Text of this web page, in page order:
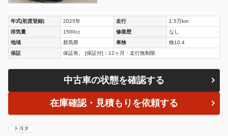
年式(初度登録) 2025年 走行
1.5万km
排気量
1500cc 修復歴
なし
地域
群馬県 車検
検10.4
保証
保証有。 [保証付]：12ヶ月・走行無制限
中古車の状態を確認する
在庫確認・見積もりを依頼する
トヨタ